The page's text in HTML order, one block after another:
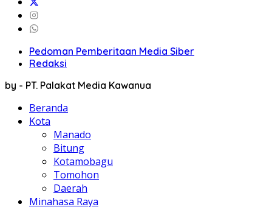
Pedoman Pemberitaan Media Siber
Redaksi
by - PT. Palakat Media Kawanua
Beranda
Kota
Manado
Bitung
Kotamobagu
Tomohon
Daerah
Minahasa Raya